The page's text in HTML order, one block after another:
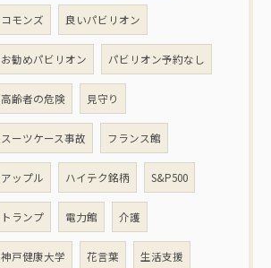
コモンズ 良いパビリオン
お勧めパビリオン パビリオン予約なし
高齢者の危険 見守り
スーツケース事故 フランス館
アップル ハイテク銘柄 S&P500
トランプ 電力館 介護
神戸健康大学 花言葉 生活支援